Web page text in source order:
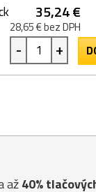
35,24 €
28,65 € bez DPH
- +
až40%